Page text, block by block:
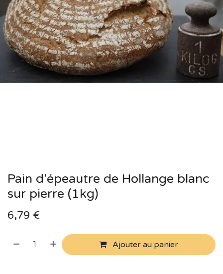
Pain d'épeautre de Hollange blanc
sur pierre (1kg)
6,79 €
Ajouter au panier